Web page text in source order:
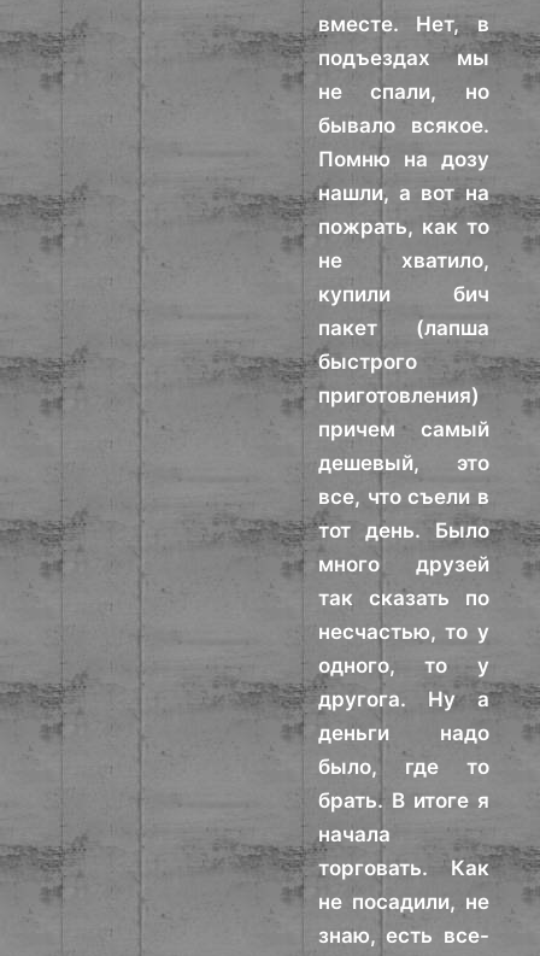
вместе. Нет, в
подъездах мы
не спали, но
бывало всякое.
Помню на дозу
нашли, а вот на
пожрать, как то
не хватило,
купили бич
пакет (лапша
быстрого
приготовления)
причем самый
дешевый, это
все, что съели в
тот день. Было
много друзей
так сказать по
несчастью, то у
одного, то у
другога. Ну а
деньги надо
было, где то
брать. В итоге я
начала
торговать. Как
не посадили, не
знаю, есть все-